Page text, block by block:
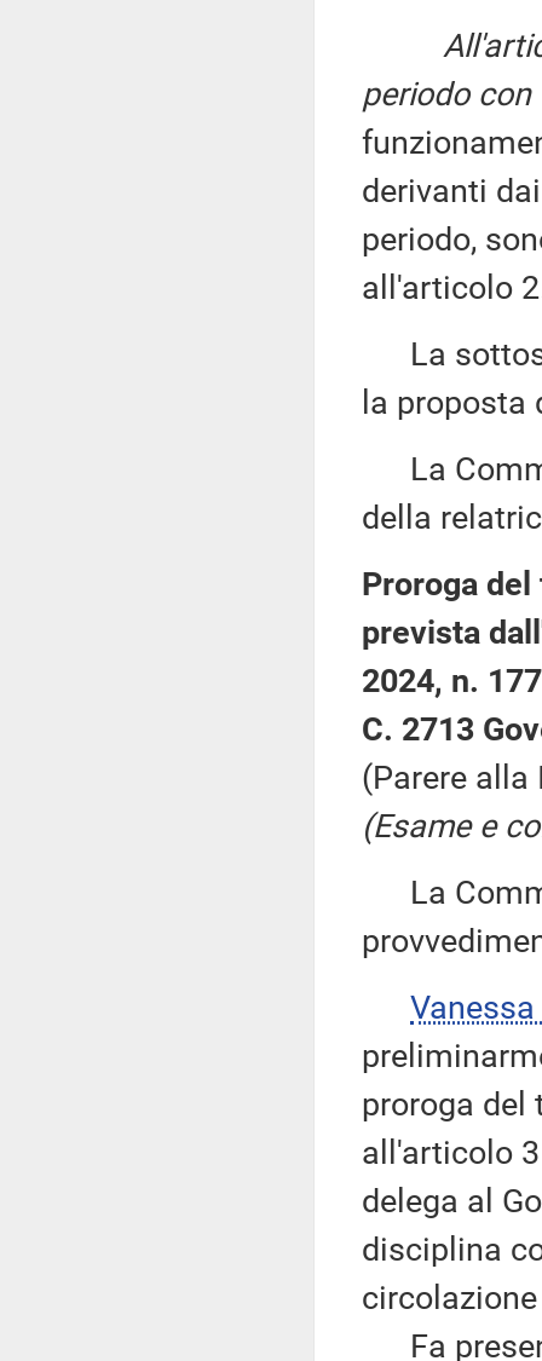
periodo
derivanti
periodo,
all'articolo
La
la
La
della
Proroga
prevista
2024, n.
C. 2713
(Parere alla
(Esame e
La
Vanessa
proroga del
all'articolo
delega al
disciplina
Fa